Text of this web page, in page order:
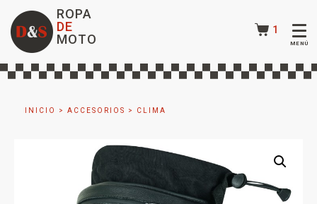
ROPA
DE
MOTO
1
INICIO > ACCESORIOS > CLIMA